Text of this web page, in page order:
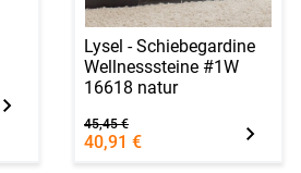
Lysel - Schiebegardine
Wellnesssteine #1W
16618 natur
45,45 €
40,91 €